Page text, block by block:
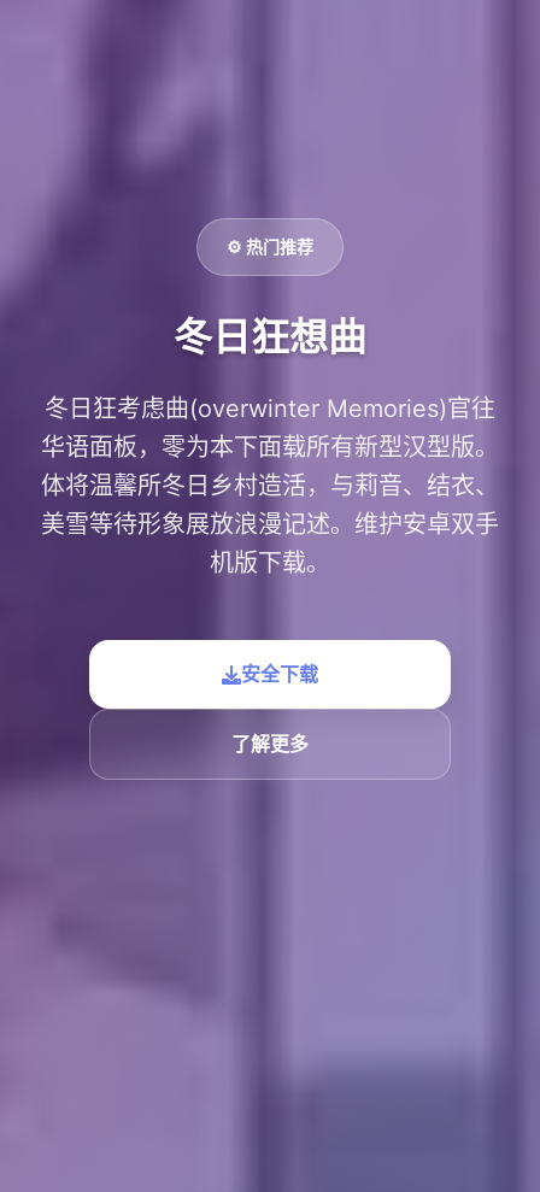
⚙️ 热门推荐
冬日狂想曲
冬日狂考虑曲(overwinter Memories)官往
华语面板，零为本下面载所有新型汉型版。
体将温馨所冬日乡村造活，与莉音、结衣、
美雪等待形象展放浪漫记述。维护安卓双手
机版下载。
安全下载
了解更多